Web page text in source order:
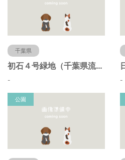
千葉県
初石４号緑地（千葉県流山市）
- -
公園